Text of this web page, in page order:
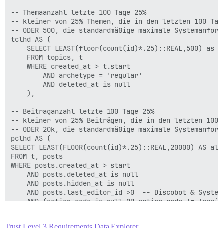
    from user_visits, t
    where visited_at > t.start
        and visited_at < t.end
    group by user_id
-- Gelesene Beiträge alle Zeiten
prat as (
    select user_id,
        sum(posts_read) as posts_read
    group by user_id
),
-- Aktueller Vertrauenslevel
tl AS (
SELECT id,
    trust_level
FROM users
likes AS (
-- Themaanzahl letzte 100 Tage 25%
-- kleiner von 25% Themen, die in den letzten 100
-- ODER 500, die standardmäßige maximale
tclhd AS (
SELECT LEAST(floor(count(id)*.25)::REAL,500) as
    FROM topics, t
    WHERE created_at > t.start
        AND archetype = 'regular'
        AND deleted_at is null
    ),
-- Beitraganzahl letzte 100 Tage 25%
-- kleiner von 25% Beiträgen, die in den letzten 100
-- ODER 20k, die standardmäßige maximale
pclhd AS (
SELECT LEAST(FLOOR(count(id)*.25)::REAL,20000) AS
FROM t, posts
WHERE posts.created_at > start
    AND posts.deleted_at is null
    AND posts.hidden_at is null
AND posts.last_editor_id >0  -- Discobot &
AND (action_code is null OR action_code !=